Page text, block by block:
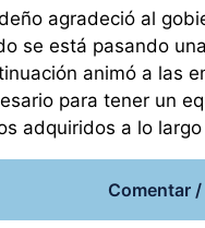
agradeció al
se está pasando
animó a las
para tener un
adquiridos a lo
Comentar